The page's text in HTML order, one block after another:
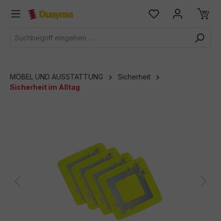
springen
MÖBEL UND AUSSTATTUNG
Sicherheit
Sicherheit im Alltag